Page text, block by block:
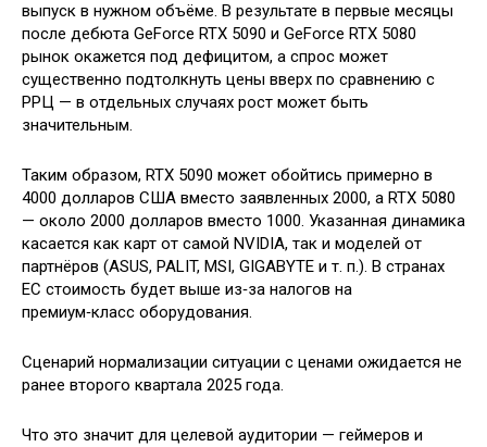
выпуск в нужном объёме. В результате в первые месяцы
после дебюта GeForce RTX 5090 и GeForce RTX 5080
рынок окажется под дефицитом, а спрос может
существенно подтолкнуть цены вверх по сравнению с
РРЦ — в отдельных случаях рост может быть
значительным.
Таким образом, RTX 5090 может обойтись примерно в
4000 долларов США вместо заявленных 2000, а RTX 5080
— около 2000 долларов вместо 1000. Указанная динамика
касается как карт от самой NVIDIA, так и моделей от
партнёров (ASUS, PALIT, MSI, GIGABYTE и т. п.). В странах
ЕС стоимость будет выше из‑за налогов на
премиум‑класс оборудования.
Сценарий нормализации ситуации с ценами ожидается не
ранее второго квартала 2025 года.
Что это значит для целевой аудитории — геймеров и